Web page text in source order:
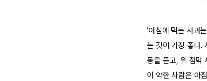
'아침에 먹는 사과
는 것이 가장 좋다.
동을 돕고, 위 점막
이 약한 사람은 아